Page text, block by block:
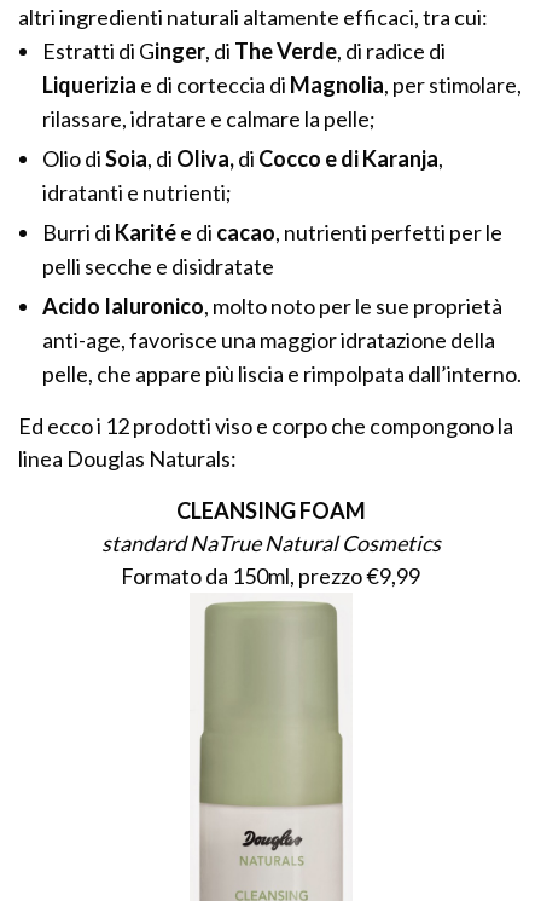
altri ingredienti naturali altamente efficaci, tra cui:
Estratti di Ginger, di The Verde, di radice di
Liquerizia e di corteccia di Magnolia, per stimolare,
rilassare, idratare e calmare la pelle;
Olio diSoia, di Oliva,di Cocco e di Karanja,
idratanti e nutrienti;
Burri di Karitée di cacao, nutrienti perfetti per le
pelli secche e disidratate
Acido Ialuronico, molto noto per le sue proprietà
anti-age, favorisce una maggior idratazione della
pelle, che appare più liscia e rimpolpata dall’interno.
Ed ecco i 12 prodotti viso e corpo che compongono la
linea Douglas Naturals:
CLEANSING FOAM
standard NaTrue Natural Cosmetics
Formato da 150ml, prezzo €9,99